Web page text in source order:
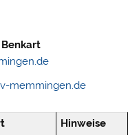
memmingen.de
Hinweise